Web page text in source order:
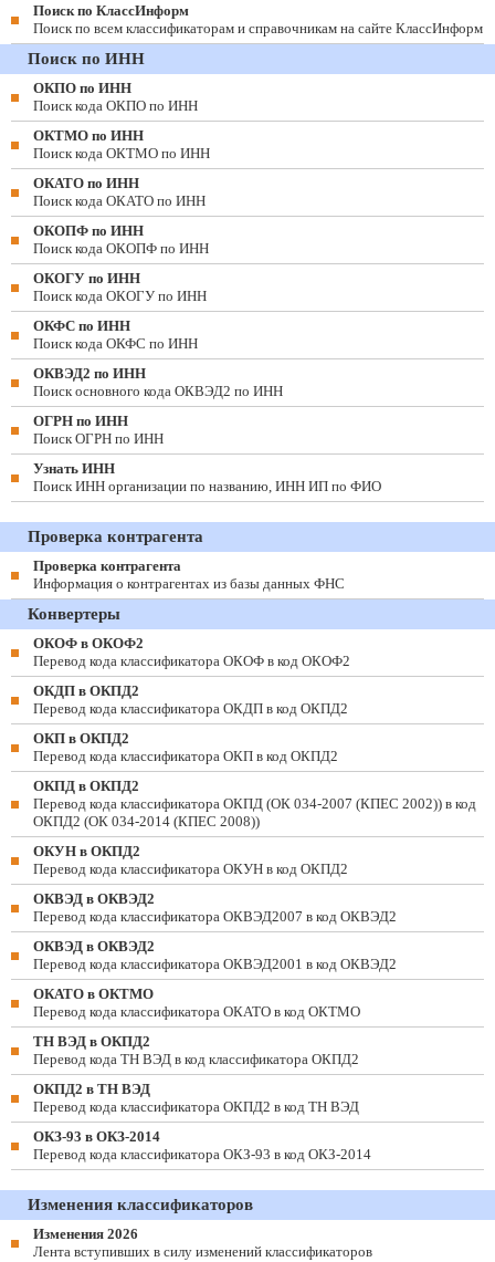
Поиск по КлассИнформ
Поиск по всем классификаторам и справочникам на сайте КлассИнформ
Поиск по ИНН
ОКПО по ИНН
Поиск кода ОКПО по ИНН
ОКТМО по ИНН
Поиск кода ОКТМО по ИНН
ОКАТО по ИНН
Поиск кода ОКАТО по ИНН
ОКОПФ по ИНН
Поиск кода ОКОПФ по ИНН
ОКОГУ по ИНН
Поиск кода ОКОГУ по ИНН
ОКФС по ИНН
Поиск кода ОКФС по ИНН
ОКВЭД2 по ИНН
Поиск основного кода ОКВЭД2 по ИНН
ОГРН по ИНН
Поиск ОГРН по ИНН
Узнать ИНН
Поиск ИНН организации по названию, ИНН ИП по ФИО
Проверка контрагента
Проверка контрагента
Информация о контрагентах из базы данных ФНС
Конвертеры
ОКОФ в ОКОФ2
Перевод кода классификатора ОКОФ в код ОКОФ2
ОКДП в ОКПД2
Перевод кода классификатора ОКДП в код ОКПД2
ОКП в ОКПД2
Перевод кода классификатора ОКП в код ОКПД2
ОКПД в ОКПД2
Перевод кода классификатора ОКПД (ОК 034-2007 (КПЕС 2002)) в код
ОКПД2 (ОК 034-2014 (КПЕС 2008))
ОКУН в ОКПД2
Перевод кода классификатора ОКУН в код ОКПД2
ОКВЭД в ОКВЭД2
Перевод кода классификатора ОКВЭД2007 в код ОКВЭД2
ОКВЭД в ОКВЭД2
Перевод кода классификатора ОКВЭД2001 в код ОКВЭД2
ОКАТО в ОКТМО
Перевод кода классификатора ОКАТО в код ОКТМО
ТН ВЭД в ОКПД2
Перевод кода ТН ВЭД в код классификатора ОКПД2
ОКПД2 в ТН ВЭД
Перевод кода классификатора ОКПД2 в код ТН ВЭД
ОКЗ-93 в ОКЗ-2014
Перевод кода классификатора ОКЗ-93 в код ОКЗ-2014
Изменения классификаторов
Изменения 2026
Лента вступивших в силу изменений классификаторов